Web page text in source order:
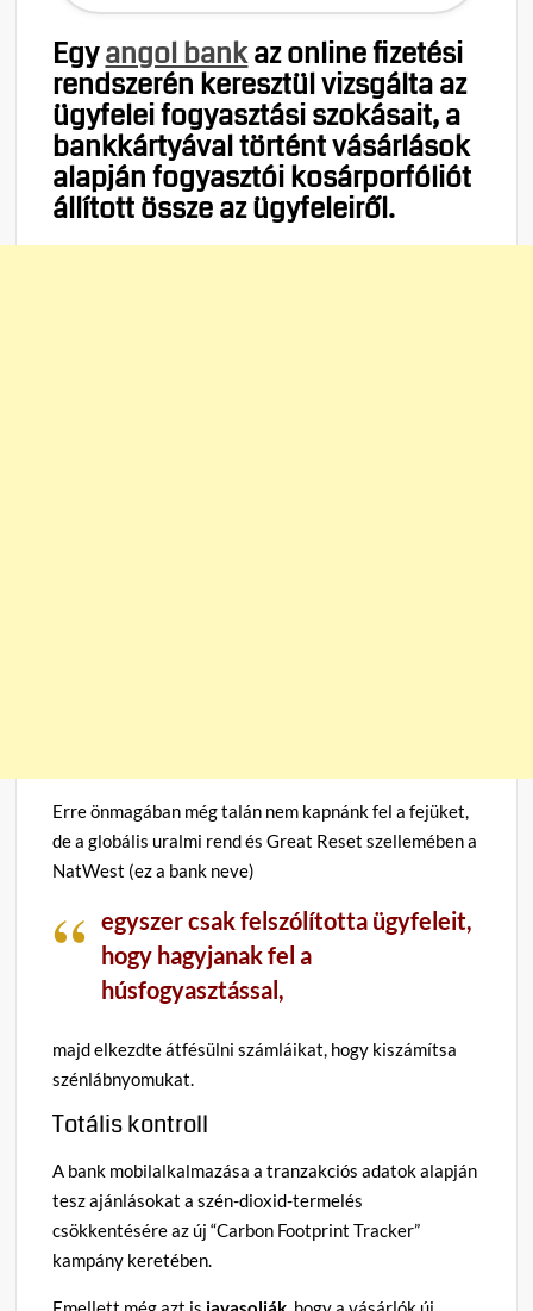
Egyangol bankaz online fizetési
rendszerén keresztül vizsgálta az
ügyfelei fogyasztási szokásait, a
bankkártyával történt vásárlások
alapján fogyasztói kosárporfóliót
állított össze az ügyfeleiről.
Erre önmagában még talán nem kapnánk fel a fejüket,
de a globális uralmi rend és Great Reset szellemében a
NatWest (ez a bank neve)
egyszer csak felszólította ügyfeleit,
hogy hagyjanak fel a
húsfogyasztással,
majd elkezdte átfésülni számláikat, hogy kiszámítsa
szénlábnyomukat.
Totális kontroll
A bank mobilalkalmazása a tranzakciós adatok alapján
tesz ajánlásokat a szén-dioxid-termelés
csökkentésére az új “Carbon Footprint Tracker”
kampány keretében.